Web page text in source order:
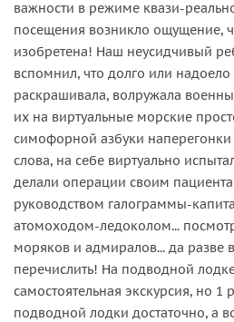
важности в режиме квази-
посещения возникло ощущение,
изобретена! Наш неусидчивый
вспомнил, что долго или надоело
раскрашивала, волружала
их на виртуальные морские
симофорной азбуки наперегонки
слова, на себе виртуально
делали операции своим
руководством галограммы-
атомоходом-ледоколом...
моряков и адмиралов... да разве
перечислить! На подводной
самостоятельная экскурсия, но 1
подводной лодки достаточно, а